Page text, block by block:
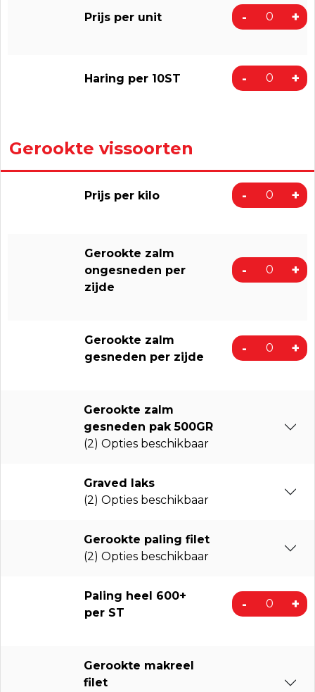
Prijs per unit - +
Haring per 10ST - +
Gerookte vissoorten
Prijs per kilo - +
Gerookte zalm
ongesneden per
zijde
- +
Gerookte zalm
gesneden per zijde
- +
Gerookte zalm
gesneden pak 500GR
(2) Opties beschikbaar
Graved laks
(2) Opties beschikbaar
Gerookte paling filet
(2) Opties beschikbaar
Paling heel 600+
per ST
- +
Gerookte makreel
filet